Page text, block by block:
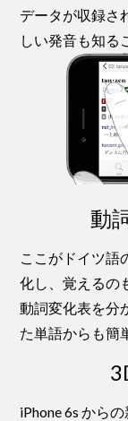
データが収録さ
しい発音も知る
動
ここがドイツ語
化し、覚えるの
動詞変化表を分
た単語からも簡
iPhone 6s から